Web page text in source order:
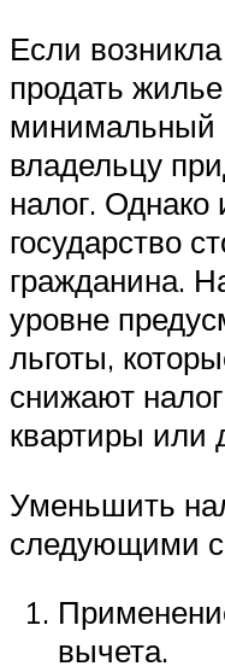
Если
продать жилье
минимальный
владельцу
налог. Однако
государство
гражданина.
уровне
льготы,
снижают
квартиры или
Уменьшить
следующими
вычета.